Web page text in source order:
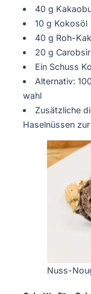
40 g
10 g Kokosöl
40 g Roh-
20 g
Ein Schuss
Alternativ:
wahl
Zusätzliche
Haselnüssen
Nuss-